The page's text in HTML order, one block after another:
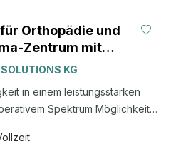
Orthopädie und
Zentrum mit
im Wiener
KG
Spektrum Möglichkeit
mit erfahrenen Kollegen